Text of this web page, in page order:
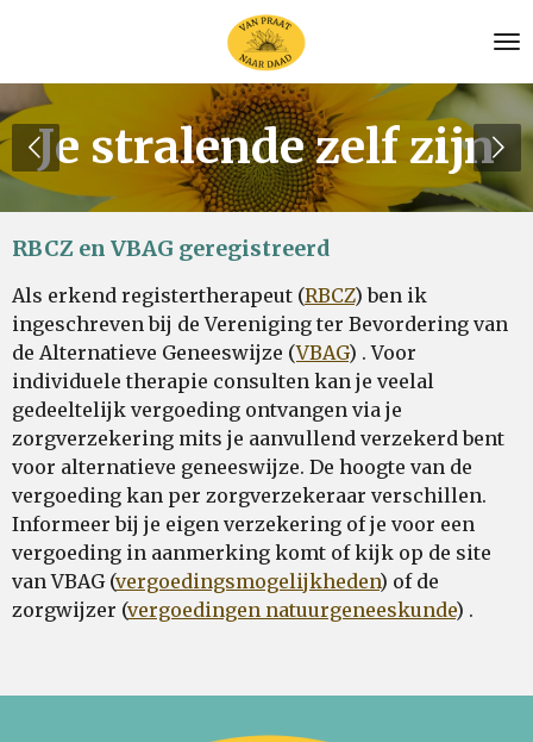
naar
de
hoofdinhoud
Je stralende zelf zijn
RBCZ en VBAG geregistreerd
Als erkend registertherapeut (RBCZ) ben ik
ingeschreven bij de Vereniging ter Bevordering van
de Alternatieve Geneeswijze (VBAG) . Voor
individuele therapie consulten kan je veelal
gedeeltelijk vergoeding ontvangen via je
zorgverzekering mits je aanvullend verzekerd bent
voor alternatieve geneeswijze. De hoogte van de
vergoeding kan per zorgverzekeraar verschillen.
Informeer bij je eigen verzekering of je voor een
vergoeding in aanmerking komt of kijk op de site
van VBAG (vergoedingsmogelijkheden) of de
zorgwijzer (vergoedingen natuurgeneeskunde) .